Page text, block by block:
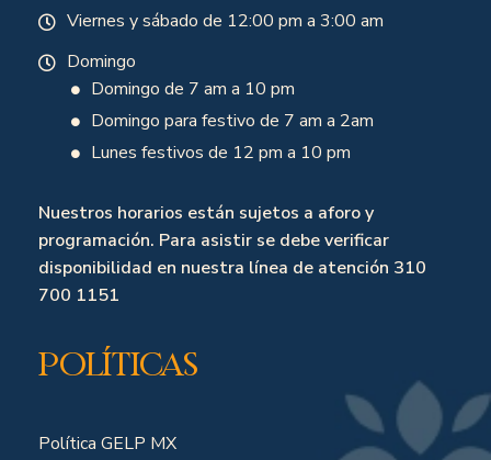
Viernes y sábado de 12:00 pm a 3:00 am
Domingo
Domingo de 7 am a 10 pm
Domingo para festivo de 7 am a 2am
Lunes festivos de 12 pm a 10 pm
Nuestros horarios están sujetos a aforo y
programación. Para asistir se debe verificar
disponibilidad en nuestra línea de atención 310
700 1151
Políticas
Política GELP MX